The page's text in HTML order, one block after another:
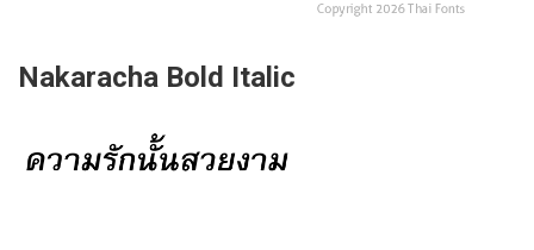
Nakaracha Bold Italic